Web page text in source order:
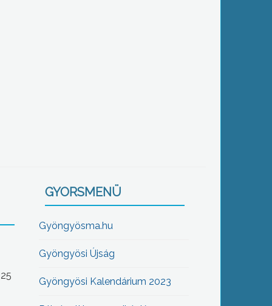
GYORSMENÜ
Gyöngyösma.hu
Gyöngyösi Újság
Gyöngyösi Kalendárium 2023